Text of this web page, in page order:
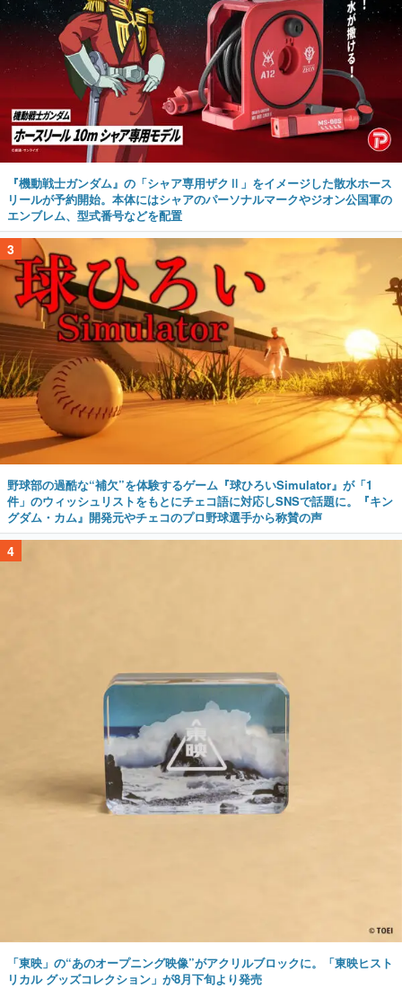
『機動戦士ガンダム』の「シャア専用ザクⅡ」をイメージした散水ホース
リールが予約開始。本体にはシャアのパーソナルマークやジオン公国軍の
エンブレム、型式番号などを配置
3
野球部の過酷な“補欠”を体験するゲーム『球ひろいSimulator』が「1
件」のウィッシュリストをもとにチェコ語に対応しSNSで話題に。『キン
グダム・カム』開発元やチェコのプロ野球選手から称賛の声
4
「東映」の“あのオープニング映像”がアクリルブロックに。「東映ヒスト
リカル グッズコレクション」が8月下旬より発売